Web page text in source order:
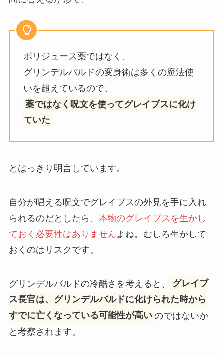
ポリジュース薬ではなく、
グリンデルバルドの変身術は多くの魔法使
いを超えているので、
薬ではなく呪文を使ってグレイブスに化け
ていた
とはっきり明言しています。
自分が唱える呪文でグレイブスの外見を手に入れ
られるのだとしたら、 本物のグレイブスを生かし
ておく必要性はありませんよね。むしろ生かして
おくのはリスクです。
グリンデルバルドの冷酷さを考えると、
グレイブ
ス長官は、グリンデルバルドに化けられた時から
すでに亡くなっている可能性が高い のではないか
と考察されます。